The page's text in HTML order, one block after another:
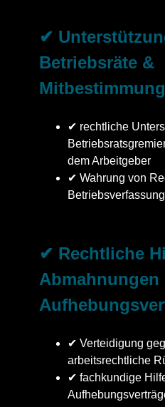
✔
Betriebsräte &
✔ rechtliche
dem Arbeitgeber
✔ Wahrung von
Betriebsverfassung
✔ Rechtliche
Abmahnungen
✔ Verteidigung
arbeitsrechtliche
✔ fachkundige